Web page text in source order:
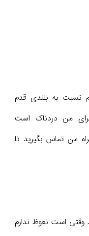
نسبت به بلندی قدم
برای من دردناک است
من تماس بگیرید تا
وقتی است نعوظ ندارم